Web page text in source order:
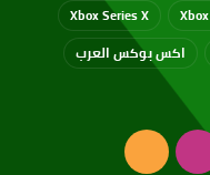
Xbox Series X
اكس بوكس العرب
انستقرامملخص